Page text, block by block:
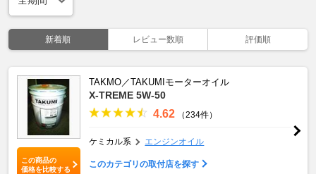
新着順 レビュー数順 評価順
この商品の
価格を比較する
TAKMO／TAKUMIモーターオイル
X-TREME 5W-50
4.62 （234件）
ケミカル系 エンジンオイル
このカテゴリの取付店を探す